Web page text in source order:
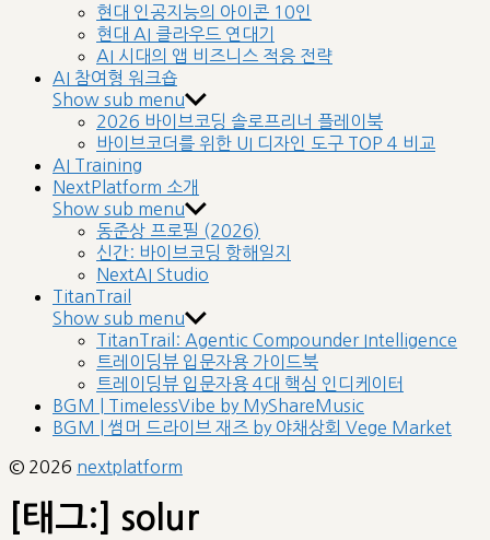
현대 인공지능의 아이콘 10인
현대 AI 클라우드 연대기
AI 시대의 앱 비즈니스 적응 전략
AI 참여형 워크숍
Show sub menu
2026 바이브코딩 솔로프리너 플레이북
바이브코더를 위한 UI 디자인 도구 TOP 4 비교
AI Training
NextPlatform 소개
Show sub menu
동준상 프로필 (2026)
신간: 바이브코딩 항해일지
NextAI Studio
TitanTrail
Show sub menu
TitanTrail: Agentic Compounder Intelligence
트레이딩뷰 입문자용 가이드북
트레이딩뷰 입문자용 4대 핵심 인디케이터
BGM | TimelessVibe by MyShareMusic
BGM | 썸머 드라이브 재즈 by 야채상회 Vege Market
© 2026 nextplatform
[태그:] solur